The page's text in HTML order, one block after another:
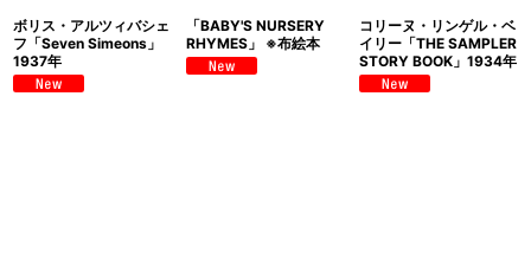
ボリス・アルツィバシェ
フ「Seven Simeons」
1937年
「BABY'S NURSERY
RHYMES」 ※布絵本
コリーヌ・リンゲル・ベ
イリー「THE SAMPLER
STORY BOOK」1934年